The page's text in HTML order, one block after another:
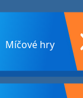
Míčové hry